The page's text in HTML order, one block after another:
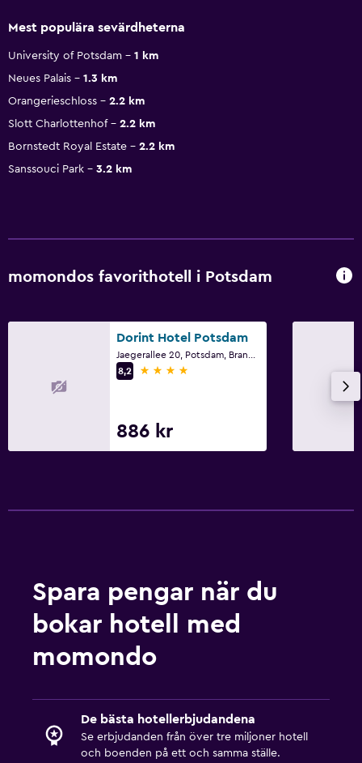
Mest populära sevärdheterna
University of Potsdam
1 km
Neues Palais
1.3 km
Orangerieschloss
2.2 km
Slott Charlottenhof
2.2 km
Bornstedt Royal Estate
2.2 km
Sanssouci Park
3.2 km
momondos favorithotell i Potsdam
Dorint Hotel Potsdam
8,2
4 stjärnor
886 kr
Spara pengar när du
bokar hotell med
momondo
De bästa hotellerbjudandena
Se erbjudanden från över tre miljoner hotell
och boenden på ett och samma ställe.